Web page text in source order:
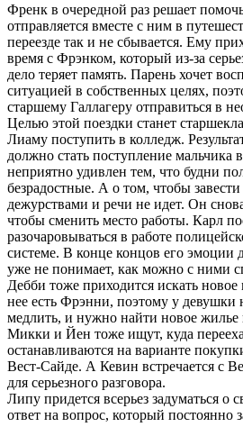
Френк в очередной раз решает
отправляется вместе с ним в
переезде так и не сбывается. Ему
время с Фрэнком, который из-за
дело теряет память. Парень хочет
ситуацией в собственных целях,
старшему Галлагеру отправиться в
Целью этой поездки станет
Лиаму поступить в колледж.
должно стать поступление мальчика
неприятно удивлен тем, что будни
безрадостные. А о том, чтобы
дежурствами и речи не идет. Он
чтобы сменить место работы. Карл
разочаровываться в работе
системе. В конце концов его эмоции
уже не понимает, как можно с ними
Дебби тоже приходится искать
нее есть Фрэнни, поэтому у девушки
медлить, и нужно найти новое жилье
Микки и Йен тоже ищут, куда
останавливаются на варианте
Вест-Сайде. А Кевин встречается с
для серьезного разговора.
Липу придется всерьез задуматься о
ответ на вопрос, который постоянно